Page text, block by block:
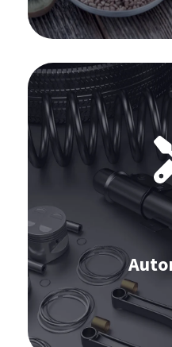
Software
Previsione